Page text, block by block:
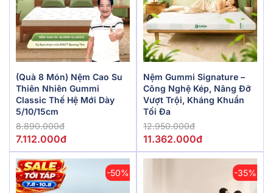
(Quà 8 Món) Nệm Cao Su
Thiên Nhiên Gummi
Classic Thế Hệ Mới Dày
5/10/15cm
8.890.000đ
7.112.000đ
Nệm Gummi Signature –
Công Nghệ Kép, Nâng Đỡ
Vượt Trội, Kháng Khuẩn
Tối Đa
12.950.000đ
11.362.000đ
-50% -35%